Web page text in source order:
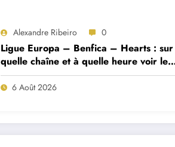
Alexandre Ribeiro 0
Ligue Europa – Benfica – Hearts : sur
quelle chaîne et à quelle heure voir le
match ?
6 Août 2026